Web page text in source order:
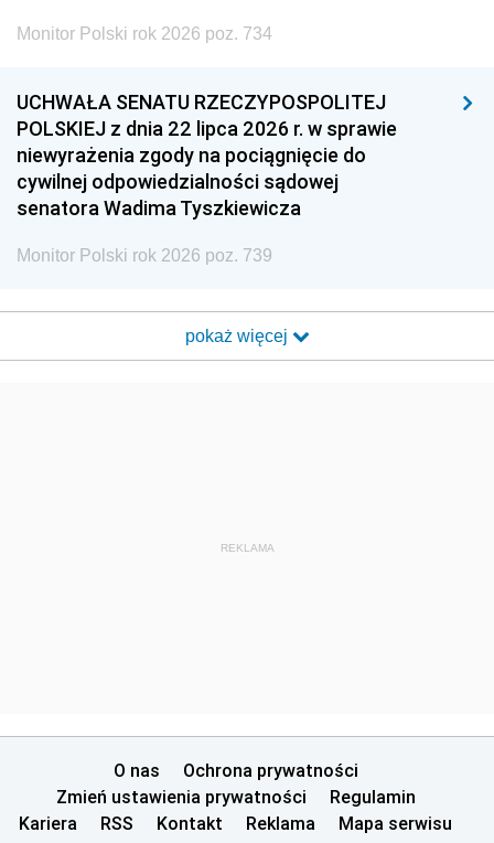
Monitor Polski rok 2026 poz. 734
UCHWAŁA SENATU RZECZYPOSPOLITEJ
POLSKIEJ z dnia 22 lipca 2026 r. w sprawie
niewyrażenia zgody na pociągnięcie do
cywilnej odpowiedzialności sądowej
senatora Wadima Tyszkiewicza
Monitor Polski rok 2026 poz. 739
pokaż więcej
REKLAMA
O nas
Ochrona prywatności
Zmień ustawienia prywatności
Regulamin
Kariera
RSS Kontakt Reklama Mapa serwisu